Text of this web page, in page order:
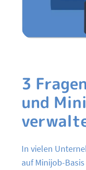
3
und
In vielen
auf Minijob-